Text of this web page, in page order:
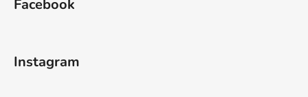
Facebook
Instagram